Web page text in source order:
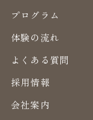
プログラム
体験の流れ
よくある質問
採用情報
会社案内